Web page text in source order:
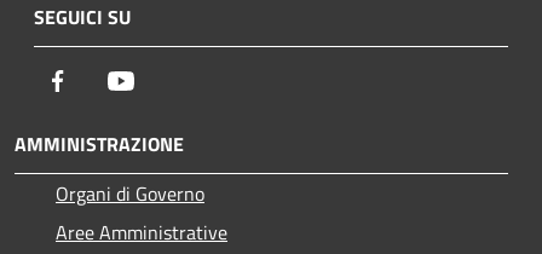
SEGUICI SU
Facebook
AMMINISTRAZIONE
Organi di Governo
Aree Amministrative